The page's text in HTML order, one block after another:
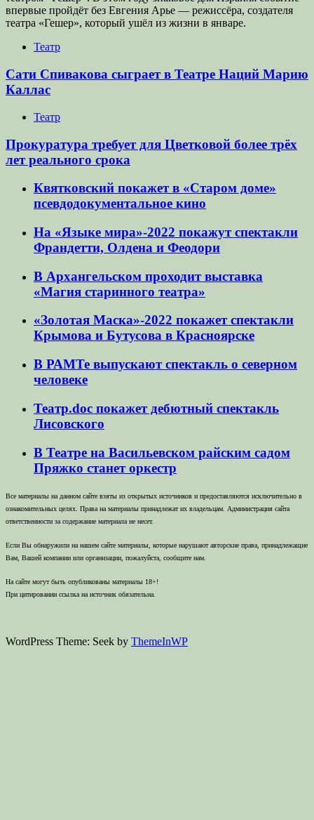
впервые пройдёт без Евгения Арье — режиссёра, создателя
театра «Гешер», который ушёл из жизни в январе.
Театр
Сати Спивакова сыграет в Театре Наций Марию
Каллас
Театр
Прокуратура требует для Цветковой более трёх
лет реального срока
Квятковский покажет в «Старом доме»
псевдодокументальное кино
На «Языке мира»-2022 покажут спектакли
Франдетти, Олдена и Феодори
В Архангельском проходит выставка
«Магия старинного театра»
«Золотая Маска»-2022 покажет спектакли
Крымова и Бутусова в Красноярске
В РАМТе выпускают спектакль о северном
человеке
Театр.doc покажет дебютный спектакль
Лисовского
В Театре на Васильевском райским садом
Пряжко станет оркестр
Все материалы на данном сайте взяты из открытых источников и предоставляются исключительно в
ознакомительных целях. Права на материалы принадлежат их владельцам. Администрация сайта
ответственности за содержание материала не несет.
Если Вы обнаружили на нашем сайте материалы, которые нарушают авторские права, принадлежащие
Вам, Вашей компании или организации, пожалуйста, сообщите нам.
На сайте могут быть опубликованы материалы 18+!
При цитировании ссылка на источник обязательна.
WordPress Theme: Seek by ThemeInWP